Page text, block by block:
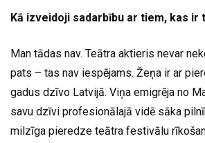
Kā izveidoji sadarbību ar tiem, kas ir
Man tādas nav. Teātra aktieris nevar
pats – tas nav iespējams. Žeņa ir ar
gadus dzīvo Latvijā. Viņa emigrēja no
savu dzīvi profesionālajā vidē sāka
milzīga pieredze teātra festivālu